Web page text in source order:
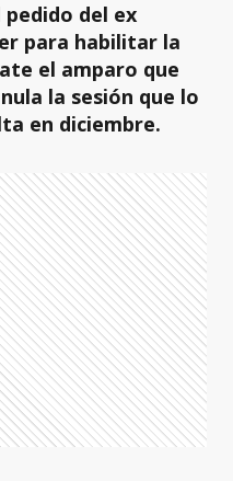
pedido del ex
para habilitar la
el amparo que
la sesión que lo
en diciembre.